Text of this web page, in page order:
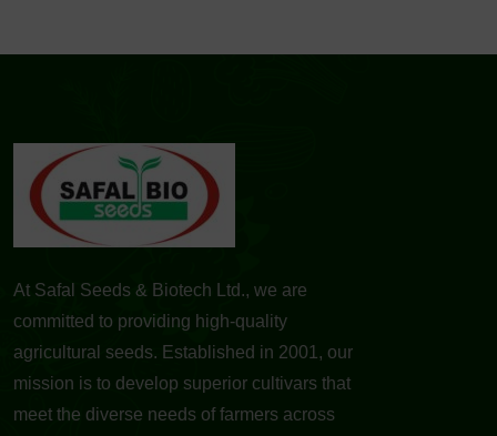
At Safal Seeds & Biotech Ltd., we are
committed to providing high-quality
agricultural seeds. Established in 2001, our
mission is to develop superior cultivars that
meet the diverse needs of farmers across